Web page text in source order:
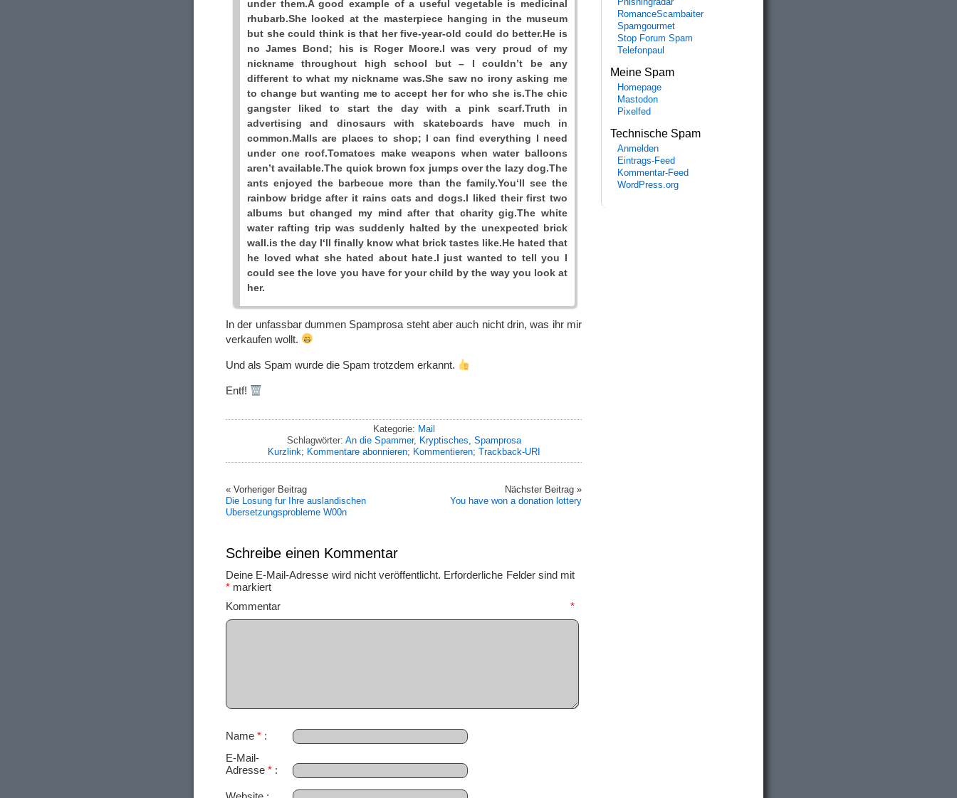
under them.A good example of a useful vegetable is medicinal
rhubarb.She looked at the masterpiece hanging in the museum
but she could think is that her five-year-old could do better.He is
no James Bond; his is Roger Moore.I was very proud of my
nickname throughout high school but – I couldn’t be any
different to what my nickname was.She saw no irony asking me
to change but wanting me to accept her for who she is.The chic
gangster liked to start the day with a pink scarf.Truth in
advertising and dinosaurs with skateboards have much in
common.Malls are places to shop; I can find everything I need
under one roof.Tomatoes make weapons when water balloons
aren’t available.The quick brown fox jumps over the lazy dog.The
ants enjoyed the barbecue more than the family.You‘ll see the
rainbow bridge after it rains cats and dogs.I liked their first two
albums but changed my mind after that charity gig.The white
water rafting trip was suddenly halted by the unexpected brick
wall.is the day I‘ll finally know what brick tastes like.He hated that
he loved what she hated about hate.I just wanted to tell you I
could see the love you have for your child by the way you look at
her.
In der unfassbar dummen Spamprosa steht aber auch nicht drin, was ihr mir
verkaufen wollt.
Und als Spam wurde die Spam trotzdem erkannt.
Entf!
Kategorie: Mail
Schlagwörter: An die Spammer, Kryptisches, Spamprosa
Kurzlink; Kommentare abonnieren; Kommentieren; Trackback-URI
« Vorheriger Beitrag
Die Losung fur Ihre auslandischen
Ubersetzungsprobleme W00n
Nächster Beitrag »
You have won a donation lottery
Schreibe einen Kommentar
Deine E-Mail-Adresse wird nicht veröffentlicht. Erforderliche Felder sind mit
* markiert
Kommentar *
Name *
E-Mail-
Adresse *
Phishingradar
RomanceScambaiter
Spamgourmet
Stop Forum Spam
Telefonpaul
Meine Spam
Homepage
Mastodon
Pixelfed
Technische Spam
Anmelden
Eintrags-Feed
Kommentar-Feed
WordPress.org